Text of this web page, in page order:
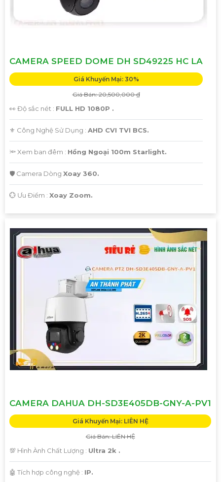
CAMERA SPEED DOME DH SD49225 HC LA
Giá Khuyến Mại: 30%
Giá Bán: 20,500,000 ₫
👀 Độ sắc nét : FULL HD 1080P .
⚜️ Công Nghệ Sử Dụng : AHD CVI TVI BCS.
🔦 Xem ban đêm : Hồng Ngoại 100m Starlight.
🛡 Camera Dòng Xoay 360.
️💮 Ưu Điểm : Xoay Zoom.
CAMERA DAHUA DH-SD3E405DB-GNY-A-PV1
Giá Khuyến Mại: LIÊN HỆ
Giá Bán: LIÊN HỆ
💯 Hình Ành Chất Lượng : Ultra 2k .
🤖️ Tích hợp công nghệ : IP.